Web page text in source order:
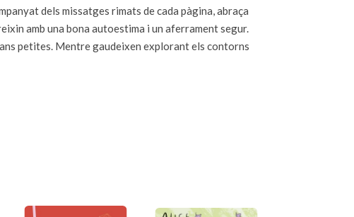
dels missatges rimats de cada pàgina, abraça
amb una bona autoestima i un aferrament segur.
petites. Mentre gaudeixen explorant els contorns